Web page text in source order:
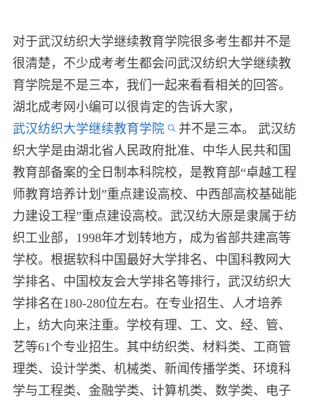
对于武汉纺织大学继续教育学院很多考生都并不是
很清楚，不少成考考生都会问武汉纺织大学继续教
育学院是不是三本，我们一起来看看相关的回答。
湖北成考网小编可以很肯定的告诉大家，
武汉纺织大学继续教育学院
并不是三本。 武汉纺
织大学是由湖北省人民政府批准、中华人民共和国
教育部备案的全日制本科院校，是教育部“卓越工程
师教育培养计划”重点建设高校、中西部高校基础能
力建设工程”重点建设高校。武汉纺大原是隶属于纺
织工业部，1998年才划转地方，成为省部共建高等
学校。根据软科中国最好大学排名、中国科教网大
学排名、中国校友会大学排名等排行，武汉纺织大
学排名在180-280位左右。在专业招生、人才培养
上，纺大向来注重。学校有理、工、文、经、管、
艺等61个专业招生。其中纺织类、材料类、工商管
理类、设计学类、机械类、新闻传播学类、环境科
学与工程类、金融学类、计算机类、数学类、电子